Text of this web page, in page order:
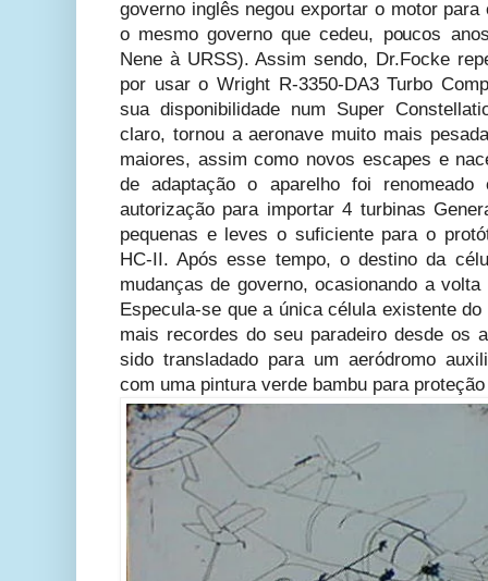
governo inglês negou exportar o motor
o mesmo governo que cedeu, poucos
Nene à URSS). Assim sendo, Dr.Focke
por usar o Wright R-3350-DA3 Turbo
sua disponibilidade num Super
claro, tornou a aeronave muito mais
maiores, assim como novos escapes e
de adaptação o aparelho foi
autorização para importar 4 turbinas
pequenas e leves o suficiente para o
HC-II. Após esse tempo, o destino da
mudanças de governo, ocasionando a
Especula-se que a única célula existente
mais recordes do seu paradeiro desde os
sido transladado para um aeródromo
com uma pintura verde bambu para